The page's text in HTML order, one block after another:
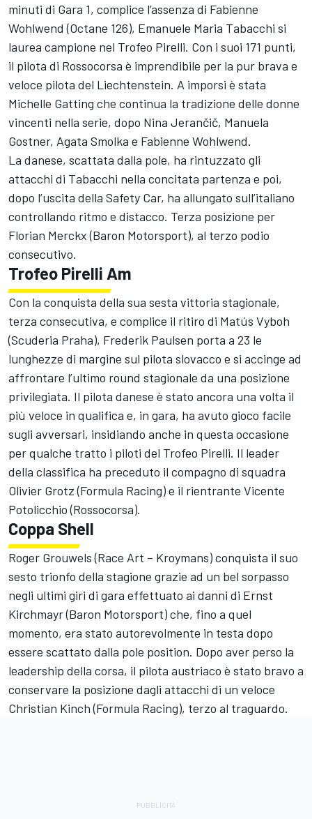
minuti di Gara 1, complice l’assenza di Fabienne
Wohlwend (Octane 126), Emanuele Maria Tabacchi si
laurea campione nel Trofeo Pirelli. Con i suoi 171 punti,
il pilota di Rossocorsa è imprendibile per la pur brava e
veloce pilota del Liechtenstein. A imporsi è stata
Michelle Gatting che continua la tradizione delle donne
vincenti nella serie, dopo Nina Jerančič, Manuela
Gostner, Agata Smolka e Fabienne Wohlwend.
La danese, scattata dalla pole, ha rintuzzato gli
attacchi di Tabacchi nella concitata partenza e poi,
dopo l’uscita della Safety Car, ha allungato sull’italiano
controllando ritmo e distacco. Terza posizione per
Florian Merckx (Baron Motorsport), al terzo podio
consecutivo.
Trofeo Pirelli Am
Con la conquista della sua sesta vittoria stagionale,
terza consecutiva, e complice il ritiro di Matús Vyboh
(Scuderia Praha), Frederik Paulsen porta a 23 le
lunghezze di margine sul pilota slovacco e si accinge ad
affrontare l’ultimo round stagionale da una posizione
privilegiata. Il pilota danese è stato ancora una volta il
più veloce in qualifica e, in gara, ha avuto gioco facile
sugli avversari, insidiando anche in questa occasione
per qualche tratto i piloti del Trofeo Pirelli. Il leader
della classifica ha preceduto il compagno di squadra
Olivier Grotz (Formula Racing) e il rientrante Vicente
Potolicchio (Rossocorsa).
Coppa Shell
Roger Grouwels (Race Art – Kroymans) conquista il suo
sesto trionfo della stagione grazie ad un bel sorpasso
negli ultimi giri di gara effettuato ai danni di Ernst
Kirchmayr (Baron Motorsport) che, fino a quel
momento, era stato autorevolmente in testa dopo
essere scattato dalla pole position. Dopo aver perso la
leadership della corsa, il pilota austriaco è stato bravo a
conservare la posizione dagli attacchi di un veloce
Christian Kinch (Formula Racing), terzo al traguardo.